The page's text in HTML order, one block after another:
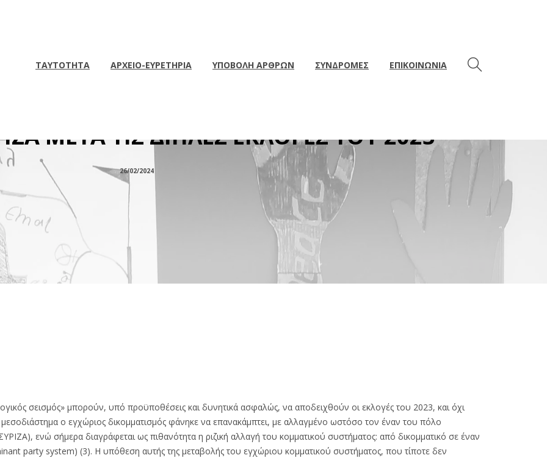
ΤΑΥΤΟΤΗΤΑ ΑΡΧΕΙΟ-ΕΥΡΕΤΗΡΙΑ ΥΠΟΒΟΛΗ ΑΡΘΡΩΝ ΣΥΝΔΡΟΜΕΣ ΕΠΙΚΟΙΝΩΝΙΑ
ΜΕΤΑ ΤΙΣ ΔΙΠΛΕΣ ΕΚΛΟΓΕΣ ΤΟΥ 2023
26/02/2024
σεισμός» μπορούν, υπό προϋποθέσεις και δυνητικά ασφαλώς, να αποδειχθούν οι εκλογές του 2023, και όχι
μεσοδιάστημα ο εγχώριος δικομματισμός φάνηκε να επανακάμπτει, με αλλαγμένο ωστόσο τον έναν του πόλο
ενώ σήμερα διαγράφεται ως πιθανότητα η ριζική αλλαγή του κομματικού συστήματος: από δικομματικό σε έναν
party system) (3). Η υπόθεση αυτής της μεταβολής του εγχώριου κομματικού συστήματος, που τίποτε δεν